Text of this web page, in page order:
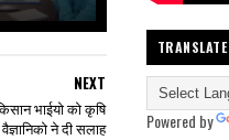
NEXT
भाईयो को कृषि
वैज्ञानिको ने दी सलाह
TRANSLATE
Powered by